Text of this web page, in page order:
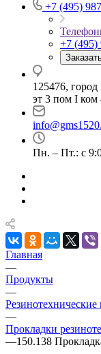
+7 (495)
+7 (495)
125476,
эт 3 пом I ком
Пн. – Пт.: с
Главная
—
Продукты
—
—
Прокладки
—150.138